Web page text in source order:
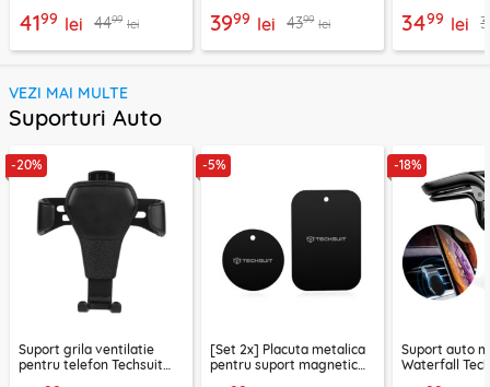
4199 lei 4499 lei 3999 lei 4399 lei 3499 lei
VEZI MAI MULTE
Suporturi Auto
-20%
Suport grila ventilatie
pentru telefon Techsuit
-5%
[Set 2x] Placuta metalica
pentru suport magnetic
-18%
Suport auto
Waterfall